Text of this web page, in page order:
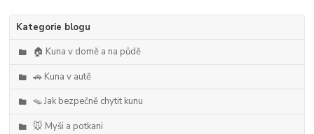
Kategorie blogu
🏠 Kuna v domě a na půdě
🚗 Kuna v autě
🪤 Jak bezpečně chytit kunu
🐭 Myši a potkani